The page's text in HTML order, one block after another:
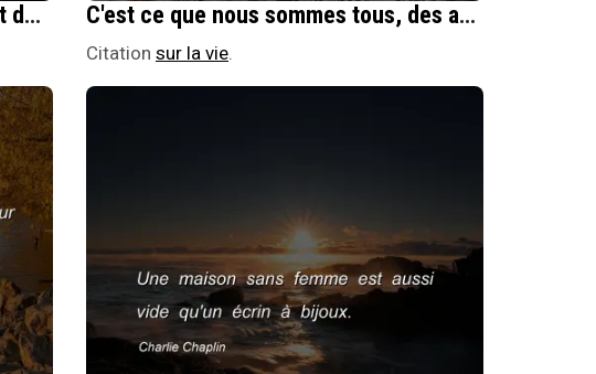
La vie est l'expression d'un constant dÃ©sir : personne n'est jamais satisfait. C'est ce que nous sommes tous, des amateurs, on ne vit jamais assez longtemps pour Ãªtre autre chose.
Citation sur la vie.